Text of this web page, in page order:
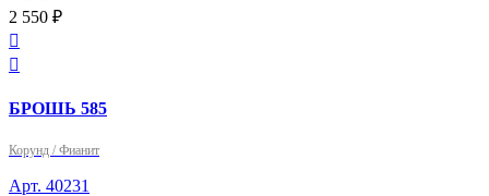
2 550 ₽


БРОШЬ 585
Корунд / Фианит
Арт. 40231